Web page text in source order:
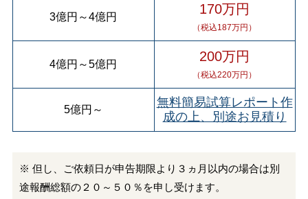
3億円 ～4億円 170万円
（税込187万円）
4億円 ～ 5億円 200万円
（税込220万円）
5億円 ～
無料簡易試算レポート作
成の上、別途お見積り
※ 但し、ご依頼日が申告期限より３ヵ月以内の場合は別
途報酬総額の２０～５０％を申し受けます。